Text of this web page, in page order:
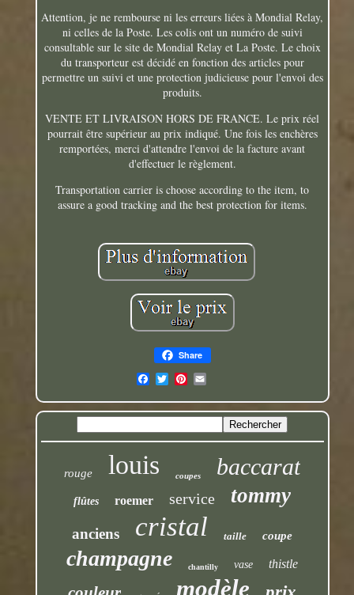
Attention, je ne rembourse ni les erreurs liées à Mondial Relay,
ni celles de la Poste. Les colis ont un numéro de suivi
consultable sur le site de Mondial Relay et La Poste. Le choix
du transporteur est décidé en fonction des articles pour
permettre un suivi et une protection judicieuse pour l'envoi des
produits.
VENTE ET LIVRAISON HORS DE FRANCE. Le prix réel
pourrait être supérieur au prix indiqué. Une fois les enchères
remportées, merci d'attendre l'envoi de la facture avant
d'effectuer le règlement.
Transportation carrier is choose according to the item, to
assure a good tracking and the best protection for items.
Share
rouge louis coupes baccarat
flûtes roemer service tommy
anciens cristal taille coupe
champagne chantilly vase thistle
modèle